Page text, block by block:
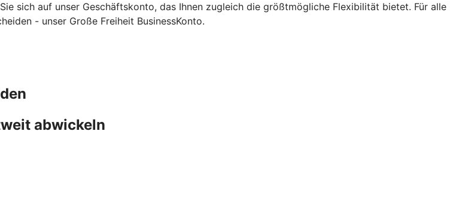
sich auf unser Geschäftskonto, das Ihnen zugleich die größtmögliche Flexibilität bietet. Für alle
- unser Große Freiheit BusinessKonto.
abwickeln